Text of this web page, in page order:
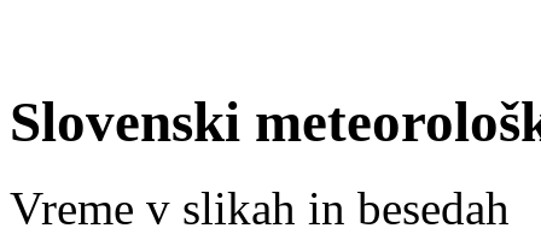
Slovenski
Vreme v slikah in besedah